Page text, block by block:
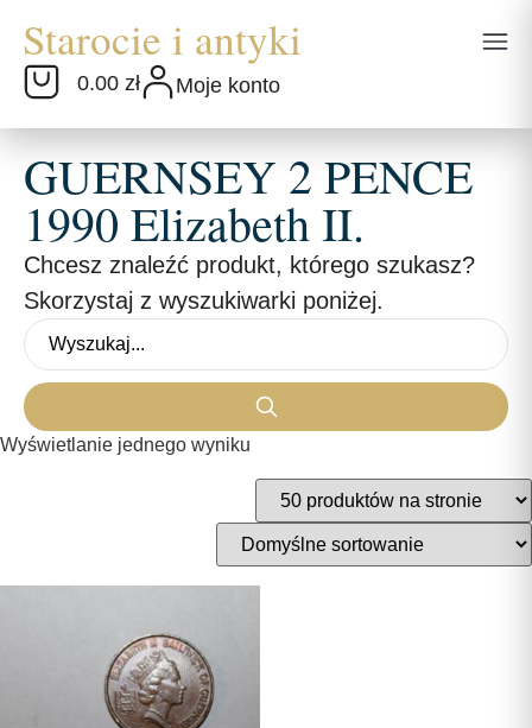
0.00 zł Moje konto
GUERNSEY 2 PENCE
1990 Elizabeth II.
Chcesz znaleźć produkt, którego szukasz?
Skorzystaj z wyszukiwarki poniżej.
Wyświetlanie jednego wyniku